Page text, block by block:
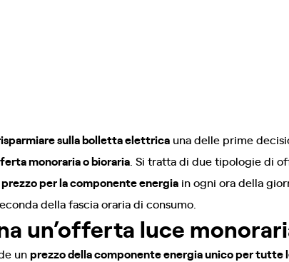
sulla bolletta elettrica una delle prime
monoraria o bioraria . Si tratta di due tipologie di
prezzo per la componente energia in ogni ora della
della fascia oraria di consumo.
un’offerta luce
unprezzo della componente energia unico per tutte